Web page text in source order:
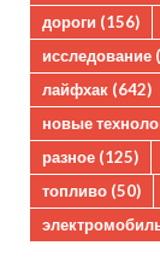
дороги (156)
исследование
лайфхак (642)
новые
разное (125)
топливо (50)